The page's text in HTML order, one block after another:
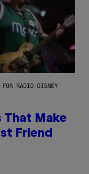
FOR RADIO DISNEY
That Make
Friend